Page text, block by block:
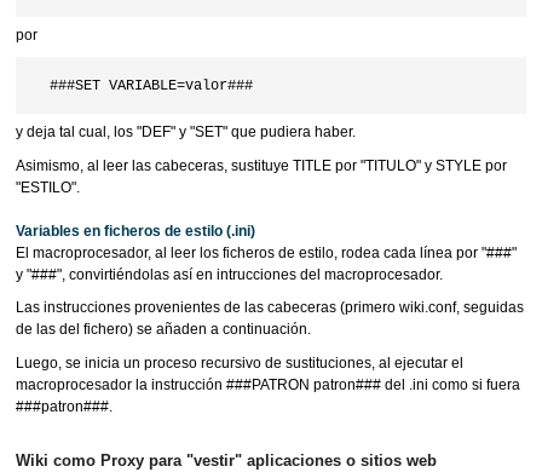
por
y deja tal cual, los "DEF" y "SET" que pudiera haber.
Asimismo, al leer las cabeceras, sustituye TITLE por "TITULO" y STYLE por
"ESTILO".
Variables en ficheros de estilo (.ini)
El macroprocesador, al leer los ficheros de estilo, rodea cada línea por "###"
y "###", convirtiéndolas así en intrucciones del macroprocesador.
Las instrucciones provenientes de las cabeceras (primero wiki.conf, seguidas
de las del fichero) se añaden a continuación.
Luego, se inicia un proceso recursivo de sustituciones, al ejecutar el
macroprocesador la instrucción ###PATRON patron### del .ini como si fuera
###patron###.
Wiki como Proxy para "vestir" aplicaciones o sitios web